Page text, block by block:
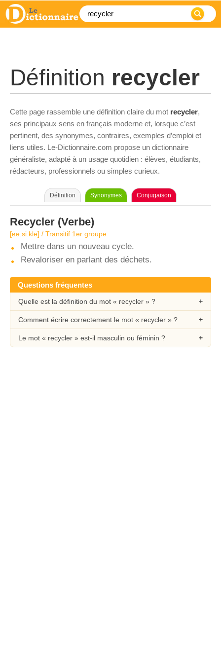
Définition recycler
Cette page rassemble une définition claire du mot recycler,
ses principaux sens en français moderne et, lorsque c’est
pertinent, des synonymes, contraires, exemples d’emploi et
liens utiles. Le-Dictionnaire.com propose un dictionnaire
généraliste, adapté à un usage quotidien : élèves, étudiants,
rédacteurs, professionnels ou simples curieux.
Définition Synonymes Conjugaison
Recycler (Verbe)
[ʁə.si.kle] / Transitif 1er groupe
Mettre dans un nouveau cycle.
Revaloriser en parlant des déchets.
Questions fréquentes
Quelle est la définition du mot « recycler » ?
Comment écrire correctement le mot « recycler » ?
Le mot « recycler » est-il masculin ou féminin ?